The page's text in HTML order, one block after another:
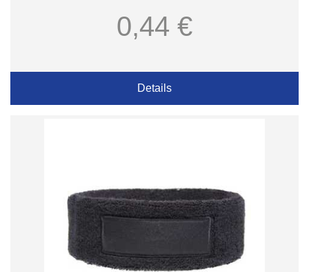
0,44 €
Details